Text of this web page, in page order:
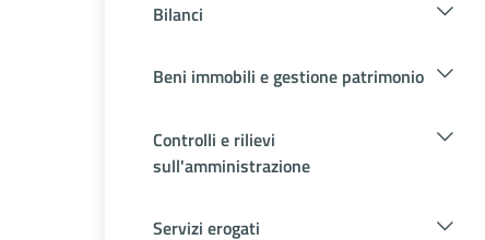
Bilanci
Beni immobili e gestione patrimonio
Controlli e rilievi
sull'amministrazione
Servizi erogati